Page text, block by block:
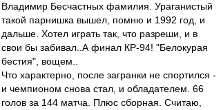
Владимир Бесчастных фамилия. Ураганистый
такой парнишка вышел, помню и 1992 год, и
дальше. Хотел играть так, что разреши, и в
свои бы забивал..А финал КР-94! "Белокурая
бестия", вощем..
Что характерно, после загранки не спортился -
и чемпионом снова стал, и обладателем. 66
голов за 144 матча. Плюс сборная. Считаю,